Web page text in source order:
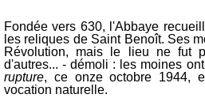
Fondée vers 630, l'Abbaye
les reliques de Saint Benoît. Ses
Révolution, mais le lieu ne fut
d'autres... - démoli : les moines
rupture, ce onze octobre 1944,
vocation naturelle.